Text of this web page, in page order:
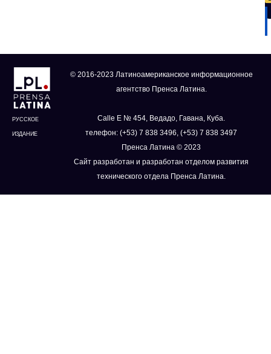
РУССКОЕ
ИЗДАНИЕ
© 2016-2023 Латиноамериканское информационное
агентство Пренса Латина.
Calle E № 454, Ведадо, Гавана, Куба.
телефон: (+53) 7 838 3496, (+53) 7 838 3497
Пренса Латина © 2023
Сайт разработан и разработан отделом развития
технического отдела Пренса Латина.